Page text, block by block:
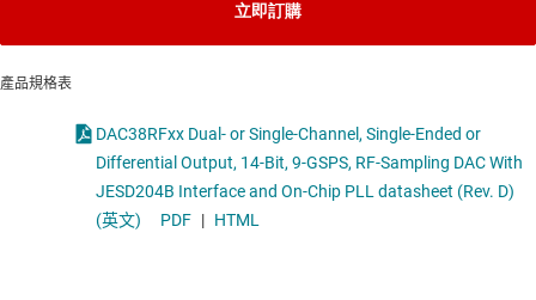
立即訂購
產品規格表
DAC38RFxx Dual- or Single-Channel, Single-Ended or
Differential Output, 14-Bit, 9-GSPS, RF-Sampling DAC With
JESD204B Interface and On-Chip PLL datasheet (Rev. D)
(英文)
PDF | HTML